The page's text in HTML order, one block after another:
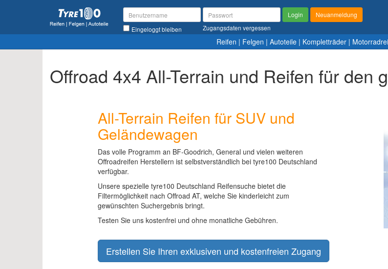
Eingeloggt bleiben Zugangsdaten vergessen
Login Neuanmeldung
Reifen | Felgen | Autoteile | Kompletträder |
Offroad 4x4 All-Terrain und Reifen für den
All-Terrain Reifen für SUV und
Geländewagen
Das volle Programm an BF-Goodrich, General und vielen weiteren
Offroadreifen Herstellern ist selbstverständlich bei tyre100 Deutschland
verfügbar.
Unsere spezielle tyre100 Deutschland Reifensuche bietet die
Filtermöglichkeit nach Offroad AT, welche Sie kinderleicht zum
gewünschten Suchergebnis bringt.
Testen Sie uns kostenfrei und ohne monatliche Gebühren.
Erstellen Sie Ihren exklusiven und kostenfreien Zugang